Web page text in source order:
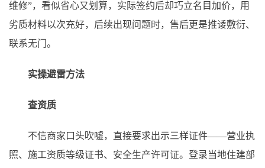
维修”，看似省心又划算，实际签约后却巧立名目加价，用
劣质材料以次充好，后续出现问题时，售后更是推诿敷衍、
联系无门。
实操避雷方法
查资质
不信商家口头吹嘘，直接要求出示三样证件——营业执
照、施工资质等级证书、安全生产许可证。登录当地住建部